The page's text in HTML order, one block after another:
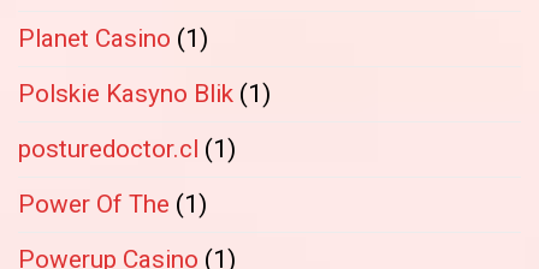
Planet Casino (1)
Polskie Kasyno Blik (1)
posturedoctor.cl (1)
Power Of The (1)
Powerup Casino (1)